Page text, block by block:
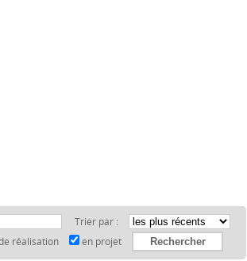
Trier par :
réalisation en projet